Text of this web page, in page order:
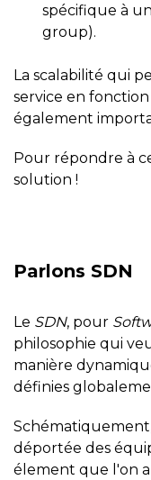
spécifique à
group).
La scalabilité qui
service en
également
Pour répondre à
solution !
Parlons SDN
Le SDN, pour
philosophie qui
manière
définies
déportée des
élement que l'on